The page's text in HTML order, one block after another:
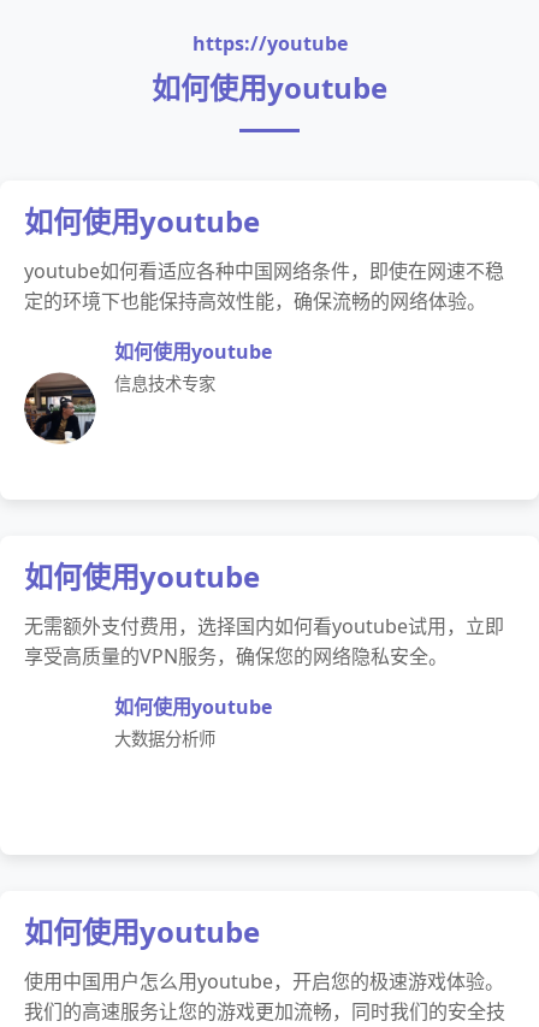
https://youtube
如何使用youtube
如何使用youtube
youtube如何看适应各种中国网络条件，即使在网速不稳
定的环境下也能保持高效性能，确保流畅的网络体验。
如何使用youtube
信息技术专家
如何使用youtube
无需额外支付费用，选择国内如何看youtube试用，立即
享受高质量的VPN服务，确保您的网络隐私安全。
如何使用youtube
大数据分析师
如何使用youtube
使用中国用户怎么用youtube，开启您的极速游戏体验。
我们的高速服务让您的游戏更加流畅，同时我们的安全技